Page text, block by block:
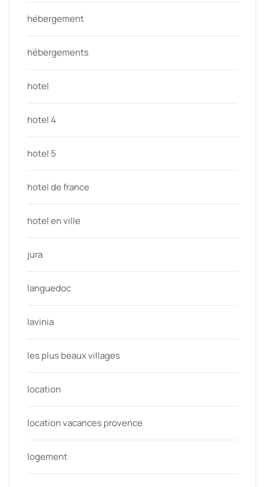
hébergement
hébergements
hotel
hotel 4
hotel 5
hotel de france
hotel en ville
jura
languedoc
lavinia
les plus beaux villages
location
location vacances provence
logement